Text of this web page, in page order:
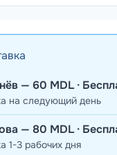
— 60 MDL ·
на следующий день
— 80 MDL ·
1-3 рабочих дня